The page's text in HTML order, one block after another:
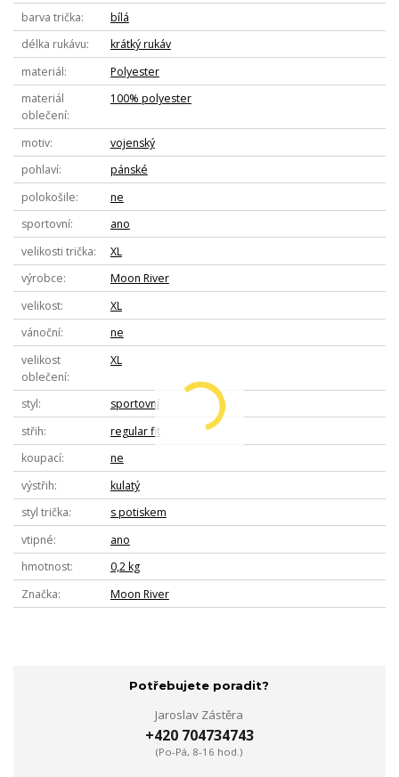
barva trička
bílá
délka rukávu
krátký rukáv
materiál
Polyester
materiál
oblečení
100% polyester
motiv
vojenský
pohlaví
pánské
polokošile
ne
sportovní
ano
velikosti trička
XL
výrobce
Moon River
velikost
XL
vánoční
ne
velikost
oblečení
XL
styl
sportovní
střih
regular fit
koupací
ne
výstřih
kulatý
styl trička
s potiskem
vtipné
ano
hmotnost
0,2 kg
Značka
Moon River
Potřebujete poradit?
Jaroslav Zástěra
+420 704734743
(Po-Pá, 8-16 hod.)